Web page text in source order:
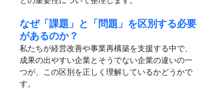
なぜ「課題」と「問題」を区別する必要
があるのか？
私たちが経営改善や事業再構築を支援する中で、
成果の出やすい企業とそうでない企業の違いの一
つが、この区別を正しく理解しているかどうかで
す。